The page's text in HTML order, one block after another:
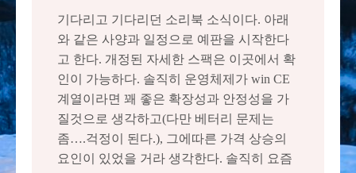
기다리고 기다리던 소리북 소식이다. 아래
와 같은 사양과 일정으로 예판을 시작한다
고 한다. 개정된 자세한 스팩은 이곳에서 확
인이 가능하다. 솔직히 운영체제가 win CE
계열이라면 꽤 좋은 확장성과 안정성을 가
질것으로 생각하고(다만 베터리 문제는
좀….걱정이 된다.), 그에따른 가격 상승의
요인이 있었을 거라 생각한다. 솔직히 요즘